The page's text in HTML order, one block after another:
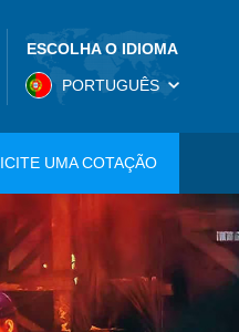
ESCOLHA O IDIOMA
PORTUGUÊS
UMA COTAÇÃO